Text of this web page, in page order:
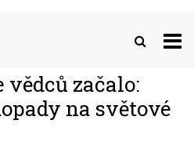
vědců začalo:
na světové